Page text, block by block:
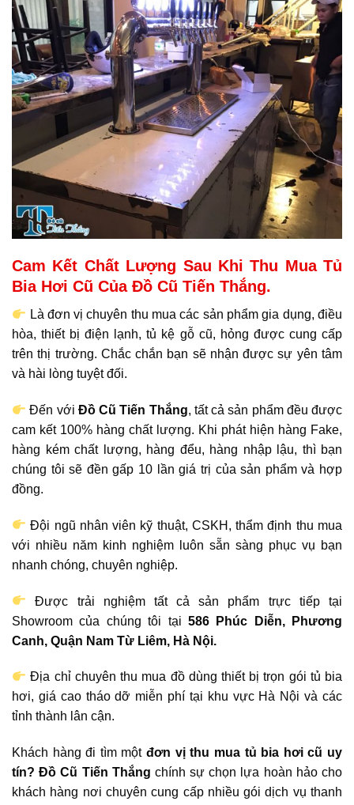
Cam Kết Chất Lượng Sau Khi Thu Mua Tủ
Bia Hơi Cũ Của Đồ Cũ Tiến Thắng.
Là đơn vị chuyên thu mua các sản phẩm gia dụng, điều
hòa, thiết bị điện lạnh, tủ kệ gỗ cũ, hỏng được cung cấp
trên thị trường. Chắc chắn bạn sẽ nhận được sự yên tâm
và hài lòng tuyệt đối.
Đến với Đồ Cũ Tiến Thắng, tất cả sản phẩm đều được
cam kết 100% hàng chất lượng. Khi phát hiện hàng Fake,
hàng kém chất lượng, hàng đểu, hàng nhập lậu, thì bạn
chúng tôi sẽ đền gấp 10 lần giá trị của sản phẩm và hợp
đồng.
Đội ngũ nhân viên kỹ thuật, CSKH, thẩm định thu mua
với nhiều năm kinh nghiệm luôn sẵn sàng phục vụ bạn
nhanh chóng, chuyên nghiệp.
Được trải nghiệm tất cả sản phẩm trực tiếp tại
Showroom của chúng tôi tại 586 Phúc Diễn, Phương
Canh, Quận Nam Từ Liêm, Hà Nội.
Địa chỉ chuyên thu mua đồ dùng thiết bị trọn gói tủ bia
hơi, giá cao tháo dỡ miễn phí tại khu vực Hà Nội và các
tỉnh thành lân cận.
Khách hàng đi tìm mộtđơn vị thu mua tủ bia hơi cũ uy
tín? Đồ Cũ Tiến Thắng chính sự chọn lựa hoàn hảo cho
khách hàng nơi chuyên cung cấp nhiều gói dịch vụ thanh